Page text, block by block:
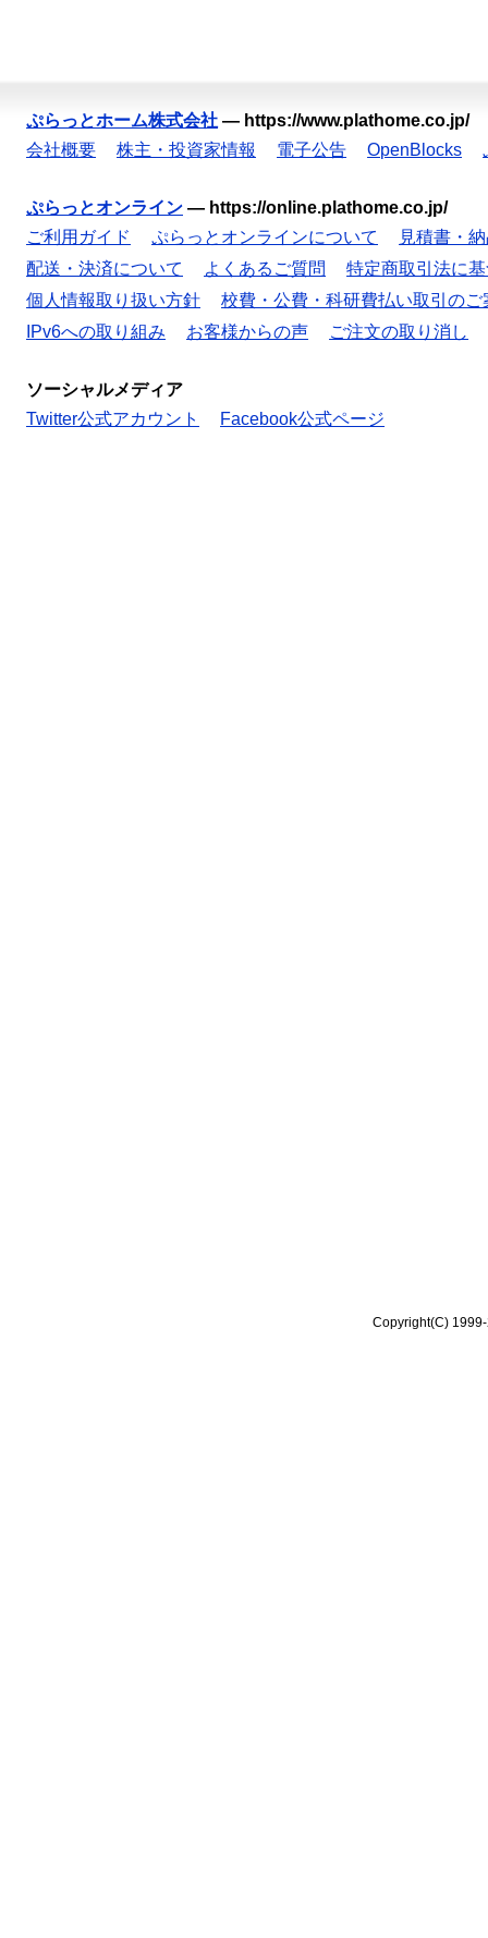
ぷらっとホーム株式会社 — https://www.plathome.co.jp/
会社概要
株主・投資家情報 電子公告 OpenBlocks
ぷらっとオンライン — https://online.plathome.co.jp/
ご利用ガイド
ぷらっとオンラインについて
見積書・
配送・決済について
よくあるご質問
特定商取引法に
個人情報取り扱い方針
校費・公費・科研費払い取引のご
IPv6への取り組み
お客様からの声 ご注文の取り消し
ソーシャルメディア
Twitter公式アカウント
Facebook公式ページ
Copyright(C)